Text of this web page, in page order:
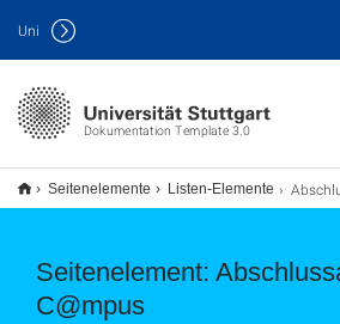
Dokumentation Template 3.0
Uni
Seitenelemente Listen-Elemente
Seitenelement:
C@mpus